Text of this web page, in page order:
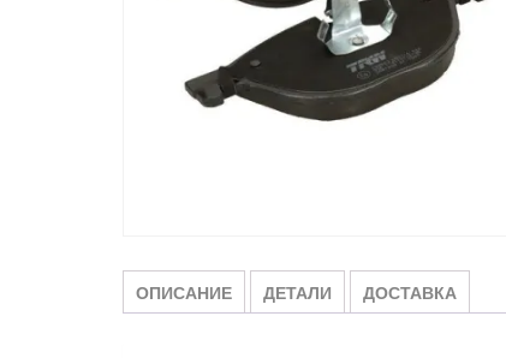
ОПИСАНИЕ ДЕТАЛИ ДОСТАВКА